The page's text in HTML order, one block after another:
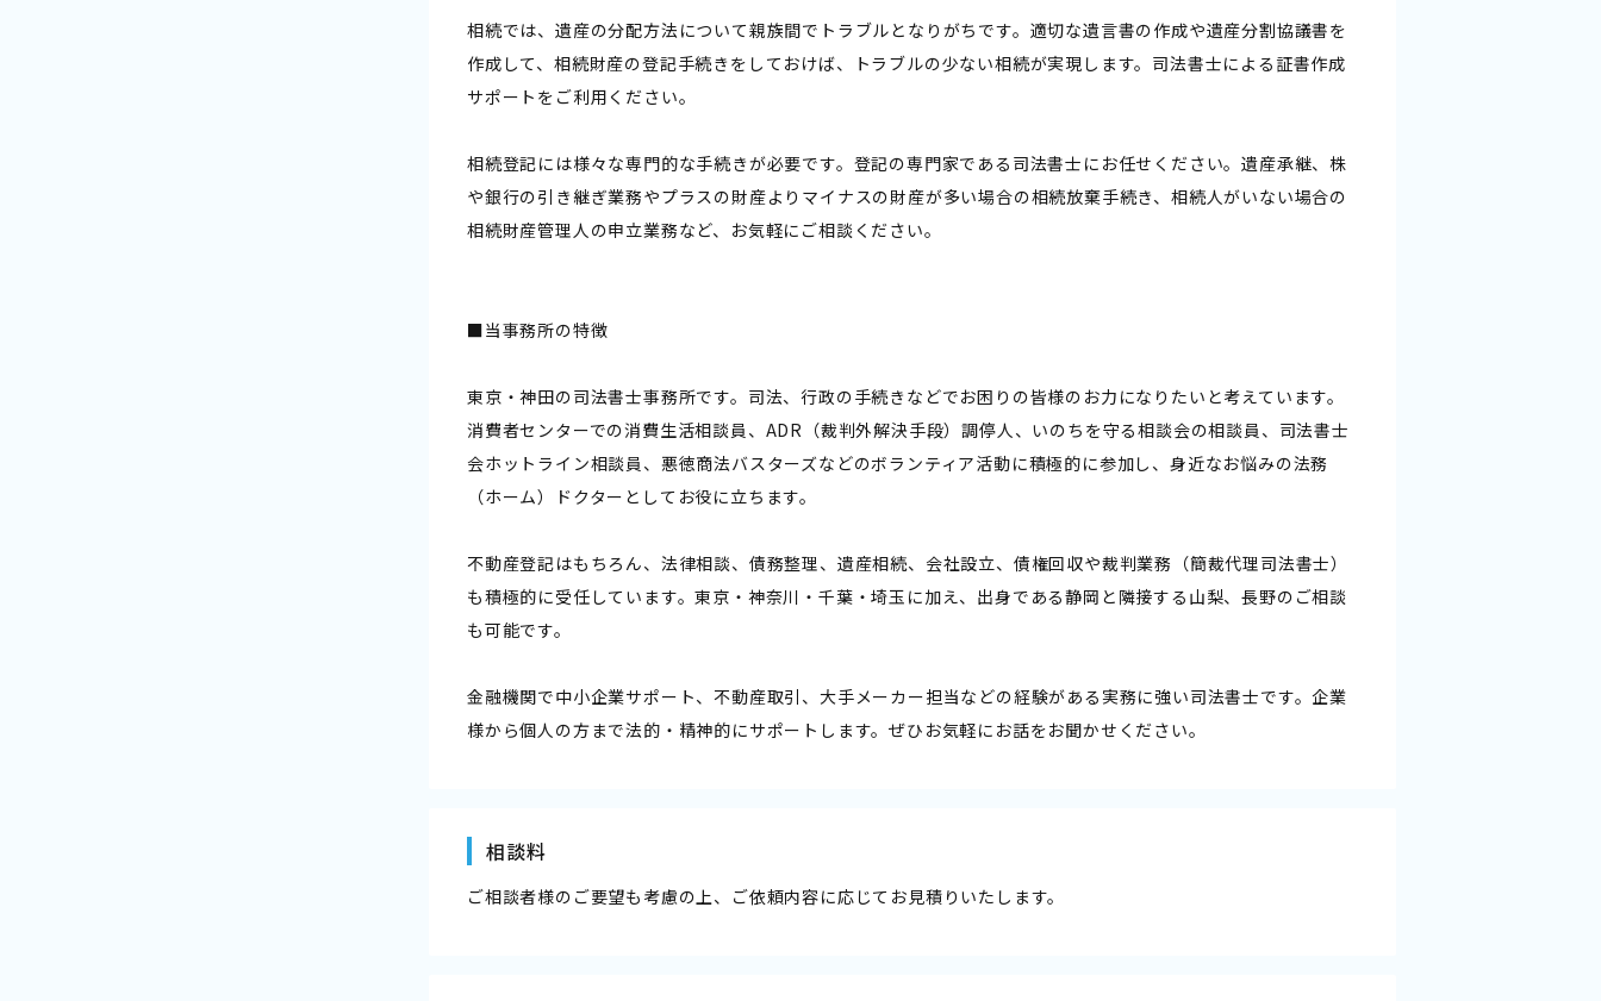
相続では、遺産の分配方法について親族間でトラブルとなりがちです。適切な遺言書の作成や遺産分割協議書を
作成して、相続財産の登記手続きをしておけば、トラブルの少ない相続が実現します。司法書士による証書作成
サポートをご利用ください。
相続登記には様々な専門的な手続きが必要です。登記の専門家である司法書士にお任せください。遺産承継、株
や銀行の引き継ぎ業務やプラスの財産よりマイナスの財産が多い場合の相続放棄手続き、相続人がいない場合の
相続財産管理人の申立業務など、お気軽にご相談ください。
■当事務所の特徴
東京・神田の司法書士事務所です。司法、行政の手続きなどでお困りの皆様のお力になりたいと考えています。
消費者センターでの消費生活相談員、ADR（裁判外解決手段）調停人、いのちを守る相談会の相談員、司法書士
会ホットライン相談員、悪徳商法バスターズなどのボランティア活動に積極的に参加し、身近なお悩みの法務
（ホーム）ドクターとしてお役に立ちます。
不動産登記はもちろん、法律相談、債務整理、遺産相続、会社設立、債権回収や裁判業務（簡裁代理司法書士）
も積極的に受任しています。東京・神奈川・千葉・埼玉に加え、出身である静岡と隣接する山梨、長野のご相談
も可能です。
金融機関で中小企業サポート、不動産取引、大手メーカー担当などの経験がある実務に強い司法書士です。企業
様から個人の方まで法的・精神的にサポートします。ぜひお気軽にお話をお聞かせください。
相談料
ご相談者様のご要望も考慮の上、ご依頼内容に応じてお見積りいたします。